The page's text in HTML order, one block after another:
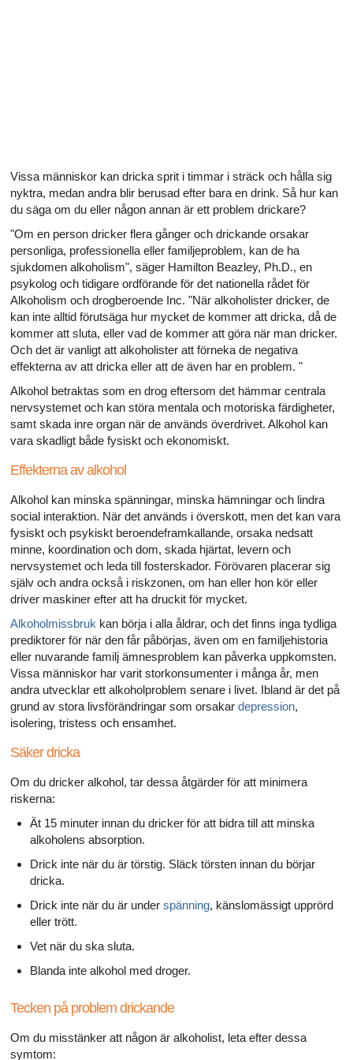
Alla artiklar om lupus
Vissa människor kan dricka sprit i timmar i sträck och hålla sig
nyktra, medan andra blir berusad efter bara en drink. Så hur kan
du säga om du eller någon annan är ett problem drickare?
"Om en person dricker flera gånger och drickande orsakar
personliga, professionella eller familjeproblem, kan de ha
sjukdomen alkoholism", säger Hamilton Beazley, Ph.D., en
psykolog och tidigare ordförande för det nationella rådet för
Alkoholism och drogberoende Inc. "När alkoholister dricker, de
kan inte alltid förutsäga hur mycket de kommer att dricka, då de
kommer att sluta, eller vad de kommer att göra när man dricker.
Och det är vanligt att alkoholister att förneka de negativa
effekterna av att dricka eller att de även har en problem. "
Alkohol betraktas som en drog eftersom det hämmar centrala
nervsystemet och kan störa mentala och motoriska färdigheter,
samt skada inre organ när de används överdrivet. Alkohol kan
vara skadligt både fysiskt och ekonomiskt.
Effekterna av alkohol
Alkohol kan minska spänningar, minska hämningar och lindra
social interaktion. När det används i överskott, men det kan vara
fysiskt och psykiskt beroendeframkallande, orsaka nedsatt
minne, koordination och dom, skada hjärtat, levern och
nervsystemet och leda till fosterskador. Förövaren placerar sig
själv och andra också i riskzonen, om han eller hon kör eller
driver maskiner efter att ha druckit för mycket.
Alkoholmissbruk kan börja i alla åldrar, och det finns inga tydliga
prediktorer för när den får påbörjas, även om en familjehistoria
eller nuvarande familj ämnesproblem kan påverka uppkomsten.
Vissa människor har varit storkonsumenter i många år, men
andra utvecklar ett alkoholproblem senare i livet. Ibland är det på
grund av stora livsförändringar som orsakar depression,
isolering, tristess och ensamhet.
Säker dricka
Om du dricker alkohol, tar dessa åtgärder för att minimera
riskerna:
Ät 15 minuter innan du dricker för att bidra till att minska
alkoholens absorption.
Drick inte när du är törstig. Släck törsten innan du börjar
dricka.
Drick inte när du är under spänning, känslomässigt upprörd
eller trött.
Vet när du ska sluta.
Blanda inte alkohol med droger.
Tecken på problem drickande
Om du misstänker att någon är alkoholist, leta efter dessa
symtom: